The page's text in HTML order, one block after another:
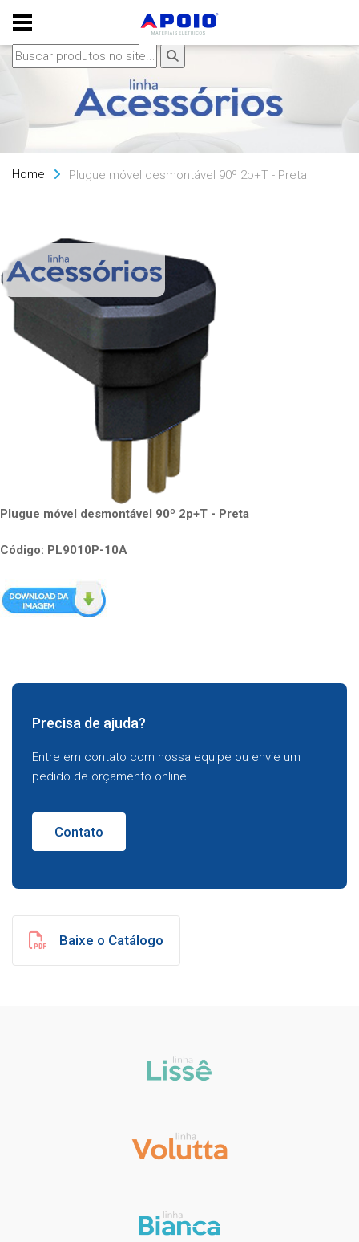
Home Plugue móvel desmontável 90º 2p+T - Preta
Plugue móvel desmontável 90º 2p+T - Preta
Código: PL9010P-10A
Precisa de ajuda?
Entre em contato com nossa equipe ou envie um
pedido de orçamento online.
Contato
Baixe o Catálogo